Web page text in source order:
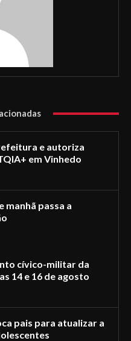
e autoriza
em Vinhedo
manhã passa a
cívico-militar da
14 e 16 de agosto
pais para atualizar a